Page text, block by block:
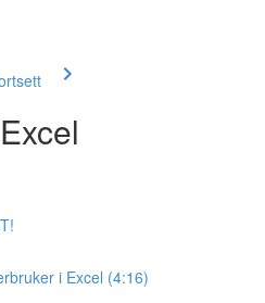
i Excel (4:16)